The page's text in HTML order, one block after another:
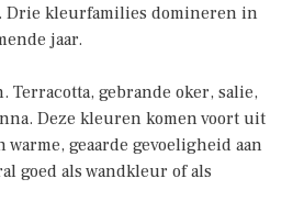
kleurfamilies domineren in
jaar.
Terracotta, gebrande oker, salie,
Deze kleuren komen voort uit
geaarde gevoeligheid aan
goed als wandkleur of als